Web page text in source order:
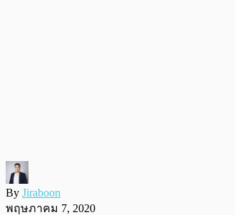
By Jiraboon
พฤษภาคม 7, 2020